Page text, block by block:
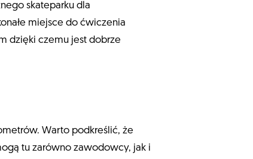
skateparku dla
miejsce do ćwiczenia
dzięki czemu jest dobrze
Warto podkreślić, że
tu zarówno zawodowcy, jak i